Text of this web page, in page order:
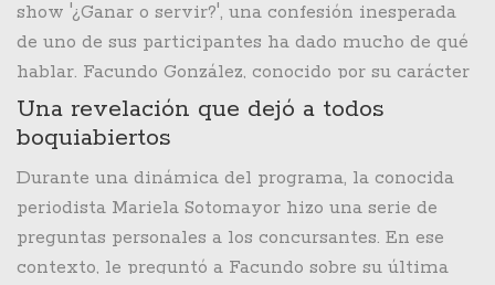
show '¿Ganar o servir?', una confesión inesperada
de uno de sus participantes ha dado mucho de qué
hablar. Facundo González, conocido por su carácter
extrovertido y carismático, sorprendió tanto a
compañeros como a espectadores al admitir que
bailarina brasileña Paloma Fiuza.
Una revelación que dejó a todos
boquiabiertos
Durante una dinámica del programa, la conocida
periodista Mariela Sotomayor hizo una serie de
preguntas personales a los concursantes. En ese
contexto, le preguntó a Facundo sobre su última